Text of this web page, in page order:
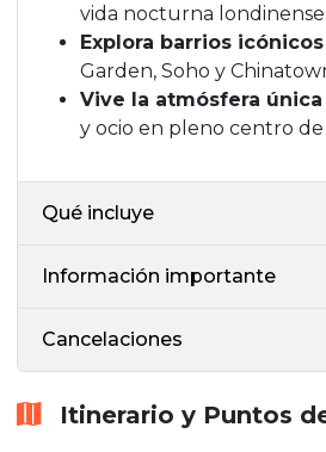
vida nocturna londinense.
Explora barrios icónicos
Garden, Soho y
Vive la atmósfera única
y ocio en pleno centro de
Qué incluye
Información importante
Cancelaciones
Itinerario y Puntos